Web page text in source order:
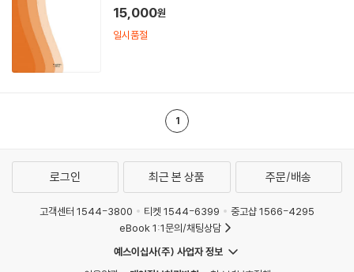
15,000원
일시품절
1
로그인 최근 본 상품 주문/배송
고객센터 1544-3800 티켓 1544-6399
중고샵 1566-4295
eBook 1:1문의/채팅상담
예스이십사(주) 사업자 정보